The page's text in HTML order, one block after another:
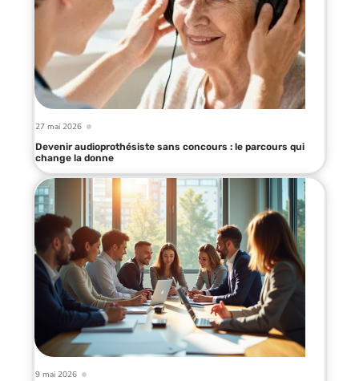
27 mai 2026
Devenir audioprothésiste sans concours : le parcours qui
change la donne
9 mai 2026